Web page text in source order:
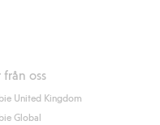
från oss
United Kingdom
Global